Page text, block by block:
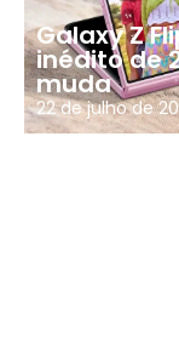
Galaxy Z
inédito de
muda
22 de julho de